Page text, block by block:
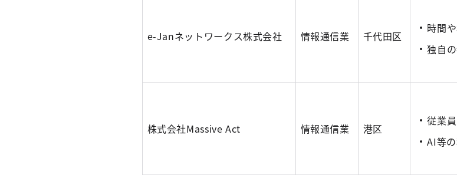
e-Janネットワークス株式会社 情報通信業 千代田区
時間
独自
株式会社Massive Act 情報通信業 港区
従業
AI等